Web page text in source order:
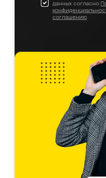
данных согласно
соглашению